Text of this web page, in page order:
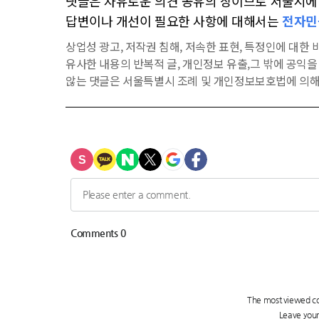
답변이나 개선이 필요한 사항에 대해서는 전자
상업성 광고, 저작권 침해, 저속한 표현, 특정인에 대한
유사한 내용의 반복적 글, 개인정보 유출,그 밖에 공익
않는 댓글은 서울특별시 조례 및 개인정보보호법에 의